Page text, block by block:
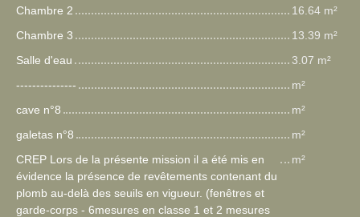
Chambre 2
16.64 m²
Chambre 3
13.39 m²
Salle d'eau
3.07 m²
---------------
m²
cave n°8
m²
galetas n°8
m²
CREP Lors de la présente mission il a été mis en
évidence la présence de revêtements contenant du
plomb au-delà des seuils en vigueur. (fenêtres et
garde-corps - 6mesures en classe 1 et 2 mesures
m²